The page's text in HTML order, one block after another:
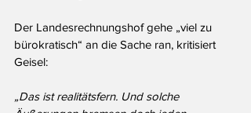
Der Landesrechnungshof gehe „viel zu
bürokratisch“ an die Sache ran, kritisiert
Geisel:
„Das ist realitätsfern. Und solche